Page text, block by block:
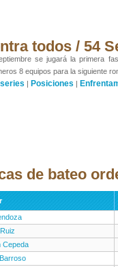
todos / 54
se jugará la primera
8 equipos para la siguiente
| Posiciones |
de bateo
Cepeda